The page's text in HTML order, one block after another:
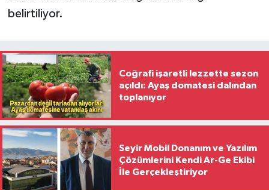
belirtiliyor.
Coğrafi işaretli lezzette sezon
açıldı: Ayaş domatesi dalından
toplanıyor
Seyir Mobil Donanım ve Yazılım
Çözümlerini Kendi Ar-Ge Ekibi
İle Gerçekleştiriyor